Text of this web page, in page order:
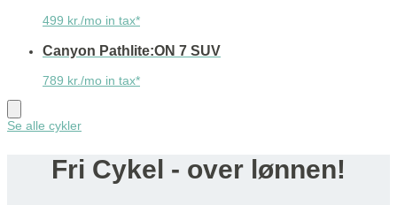
499 kr./mo in tax*
Canyon Pathlite:ON 7 SUV
789 kr./mo in tax*
Se alle cykler
Fri Cykel - over lønnen!